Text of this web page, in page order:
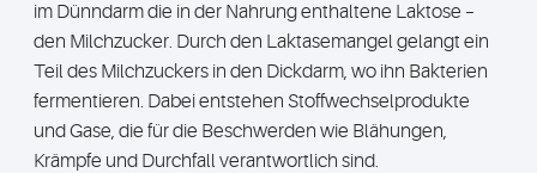
im Dünndarm die in der Nahrung enthaltene Laktose –
den Milchzucker. Durch den Laktasemangel gelangt ein
Teil des Milchzuckers in den Dickdarm, wo ihn Bakterien
fermentieren. Dabei entstehen Stoffwechselprodukte
und Gase, die für die Beschwerden wie Blähungen,
Krämpfe und Durchfall verantwortlich sind.